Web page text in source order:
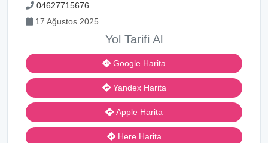
04627715676
17 Ağustos 2025
Yol Tarifi Al
Google Harita
Yandex Harita
Apple Harita
Here Harita